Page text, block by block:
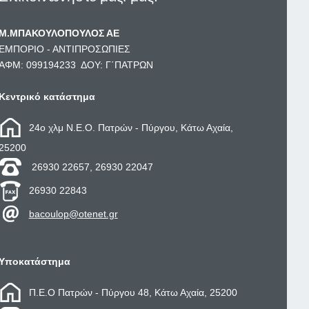
Μ.ΜΠΑΚΟΥΛΟΠΟΥΛΟΣ ΑΕ
ΕΜΠΟΡΙΟ - ΑΝΤΙΠΡΟΣΩΠΙΕΣ
099194233 ΔΟΥ: Γ΄ΠΑΤΡΩΝ
Κεντρικό κατάστημα
24ο χλμ Ν.Ε.Ο. Πατρών - Πύργου, Κάτω Αχαία,
25200
26930 22657, 26930 22047
26930 22843
bacoulop@otenet.gr
Π.Ε.Ο Πατρών - Πύργου 48, Κάτω Αχαία, 25200